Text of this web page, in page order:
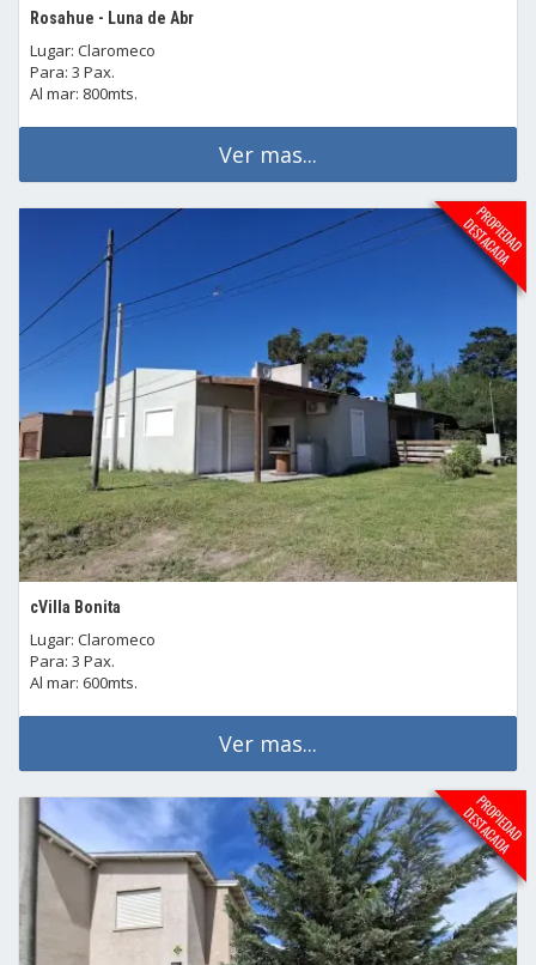
Rosahue - Luna de Abr
Lugar: Claromeco
Para: 3 Pax.
Al mar: 800mts.
Ver mas...
cVilla Bonita
Lugar: Claromeco
Para: 3 Pax.
Al mar: 600mts.
Ver mas...